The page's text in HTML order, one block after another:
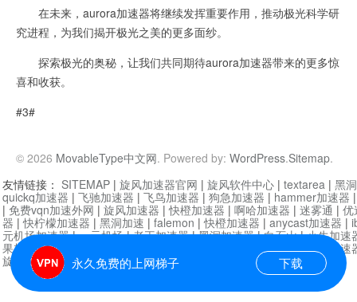
在未来，aurora加速器将继续发挥重要作用，推动极光科学研
究进程，为我们揭开极光之美的更多面纱。
探索极光的奥秘，让我们共同期待aurora加速器带来的更多惊
喜和收获。
#3#
© 2026 MovableType中文网. Powered by: WordPress.Sitemap.
永久免费的上网梯子 下载
友情链接： SITEMAP | 旋风加速器官网 | 旋风软件中心 | textarea | 黑
quickq加速器 | 飞驰加速器 | 飞鸟加速器 | 狗急加速器 | hammer加速器
| 免费vqn加速外网 | 旋风加速器 |快橙加速器 | 啊哈加速器 | 迷雾通 | 优
器 |快柠檬加速器 | 黑洞加速 | falemon |快橙加速器 | anycast加速器 |
元机场加速器|一元机场|老王加速器|黑洞加速器|白石山|小牛加速
果加速器|黑洞加速 海鸥加速器|芒果加速
旋风加速器度器|哔咔漫画 |PicACG